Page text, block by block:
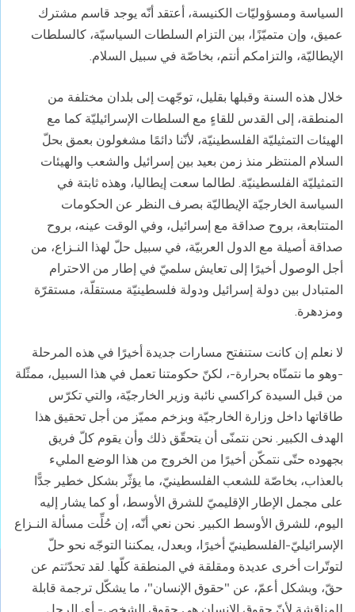
السياسة ومسؤوليّات الكنيسة، أعتقد أنّه يوجد قاسم مشترك
عميق، وإن متميّزًا، بين التزام السلطات السياسيّة، كالسلطات
الإيطاليّة، والتزامكم أنتم، بخاصّة في سبيل السلام.
خلال هذه السنة وقبلها بقليل، توجّهت إلى بلدان مختلفة من
المنطقة، إلى القدس للقاءٍ مع السلطات الإسرائيليّة كما مع
الهيئات التمثيليّة الفلسطينيّة، لأنّنا دائمًا مشغولون بعمق بحلّ
السلام المنتظر منذ زمن بعيد بين إسرائيل والشعب والهيئات
التمثيليّة الفلسطينيّة. لطالما سعت إيطاليا، وهذه ثابتة في
السياسة الخارجيّة الإيطاليّة بصرف النظر عن الحكومات
المتتابعة، بروح صداقة مع إسرائيل، وفي الوقت عينه، بروح
صداقة أصيلة مع الدول العربيّة، في سبيل حلّ لهذا النـزاع، من
أجل الوصول أخيرًا إلى تعايش سلميّ في إطار من الاحترام
المتبادل بين دولة إسرائيل ودولة فلسطينيّة مستقلّة، مستقرّة
ومزدهرة.
لا نعلم إن كانت ستنفتح مسارات جديدة أخيرًا في هذه المرحلة
-وهو ما نتمنّاه بحرارة-، لكنّ حكومتنا تعمل في هذا السبيل، ممثّلة
من قبل السيدة كراكسي نائبة وزير الخارجيّة، والتي تكرّس
طاقاتها داخل وزارة الخارجيّة وبزخم مميّز من أجل تحقيق هذا
الهدف الكبير. نحن نتمنّى أن يتحقّق ذلك وأن يقوم كلّ فريق
بجهوده حتّى نتمكّن أخيرًا من الخروج من هذا الوضع المليء
بالعذاب، بخاصّة للشعب الفلسطينيّ، ما يؤثّر بشكل خطير جدًّا
على مجمل الإطار الإقليميّ للشرق الأوسط، أو كما يشار إليه
اليوم، للشرق الأوسط الكبير. نحن نعي أنّه، إن حُلِّت مسألة النـزاع
الإسرائيليّ-الفلسطينيّ أخيرًا، وبعدل، يمكننا التوجّه نحو حلّ
لتوتّرات أخرى عديدة ومقلقة في المنطقة كلّها. لقد تحدّثتم عن
حقّ، وبشكل أعمّ، عن "حقوق الإنسان"، ما يشكّل ترجمة قابلة
للمناقشة لأنّ حقوق الإنسان هي حقوق الشخص- أي الرجل